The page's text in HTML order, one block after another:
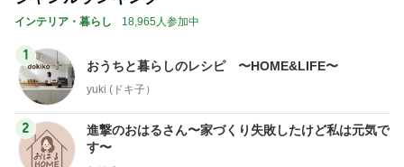
インテリア・暮らし 18,965人参加中
1
おうちと暮らしのレシピ 〜HOME&LIFE〜
yuki (ドキ子）
2
進撃のおはるさん〜家づくり失敗したけど私は元気で
す〜